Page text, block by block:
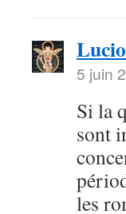
5 juin
Si la
sont
les